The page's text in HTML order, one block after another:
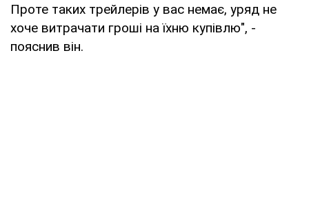
Проте таких трейлерів у вас немає, уряд не
хоче витрачати гроші на їхню купівлю", -
пояснив він.